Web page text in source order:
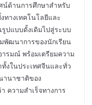
น์ด้านการศึกษาสำหรับ
ทางเทคโนโลยีและ
ปแบบดั้งเดิมไปสู่ระบบ
พัฒนาการของนักเรียน
รมณ์ พร้อมเตรียมความ
งในประเทศจีนและทั่ว
านาชาติของ
ความสำเร็จทางการ